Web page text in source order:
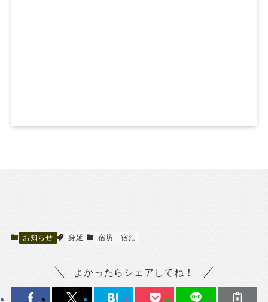
お知らせ 身延 宿坊 宿泊
よかったらシェアしてね！